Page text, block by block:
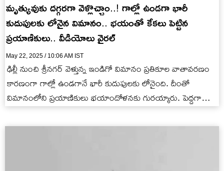
మృత్యువుకు దగ్గరగా వెళ్లొచ్చాం..! గాల్లో ఉండగా భారీ
కుదుపులకు లోనైన విమానం.. భయంతో కేకలు పెట్టిన
ప్రయాణికులు.. వీడియోలు వైరల్
May 22, 2025 / 10:06 AM IST
ఢిల్లీ నుంచి శ్రీనగర్ వెళ్తున్న ఇండిగో విమానం ప్రతికూల వాతావరణం
కారణంగా గాల్లో ఉండగానే భారీ కుదుపులకు లోనైంది. దీంతో
విమానంలోని ప్రయాణికులు భయాందోళనకు గురయ్యారు. పెద్దగా